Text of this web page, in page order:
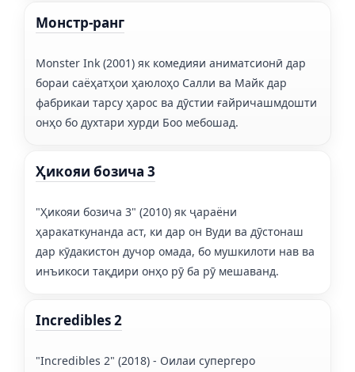
Монстр-ранг
Monster Ink (2001) як комедияи аниматсионӣ дар
бораи саёҳатҳои ҳаюлоҳо Салли ва Майк дар
фабрикаи тарсу ҳарос ва дӯстии ғайричашмдошти
онҳо бо духтари хурди Боо мебошад.
Ҳикояи бозича 3
"Ҳикояи бозича 3" (2010) як ҷараёни
ҳаракаткунанда аст, ки дар он Вуди ва дӯстонаш
дар кӯдакистон дучор омада, бо мушкилоти нав ва
инъикоси тақдири онҳо рӯ ба рӯ мешаванд.
Incredibles 2
"Incredibles 2" (2018) - Оилаи супергеро